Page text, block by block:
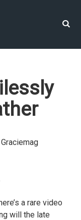
a rare video
will the late